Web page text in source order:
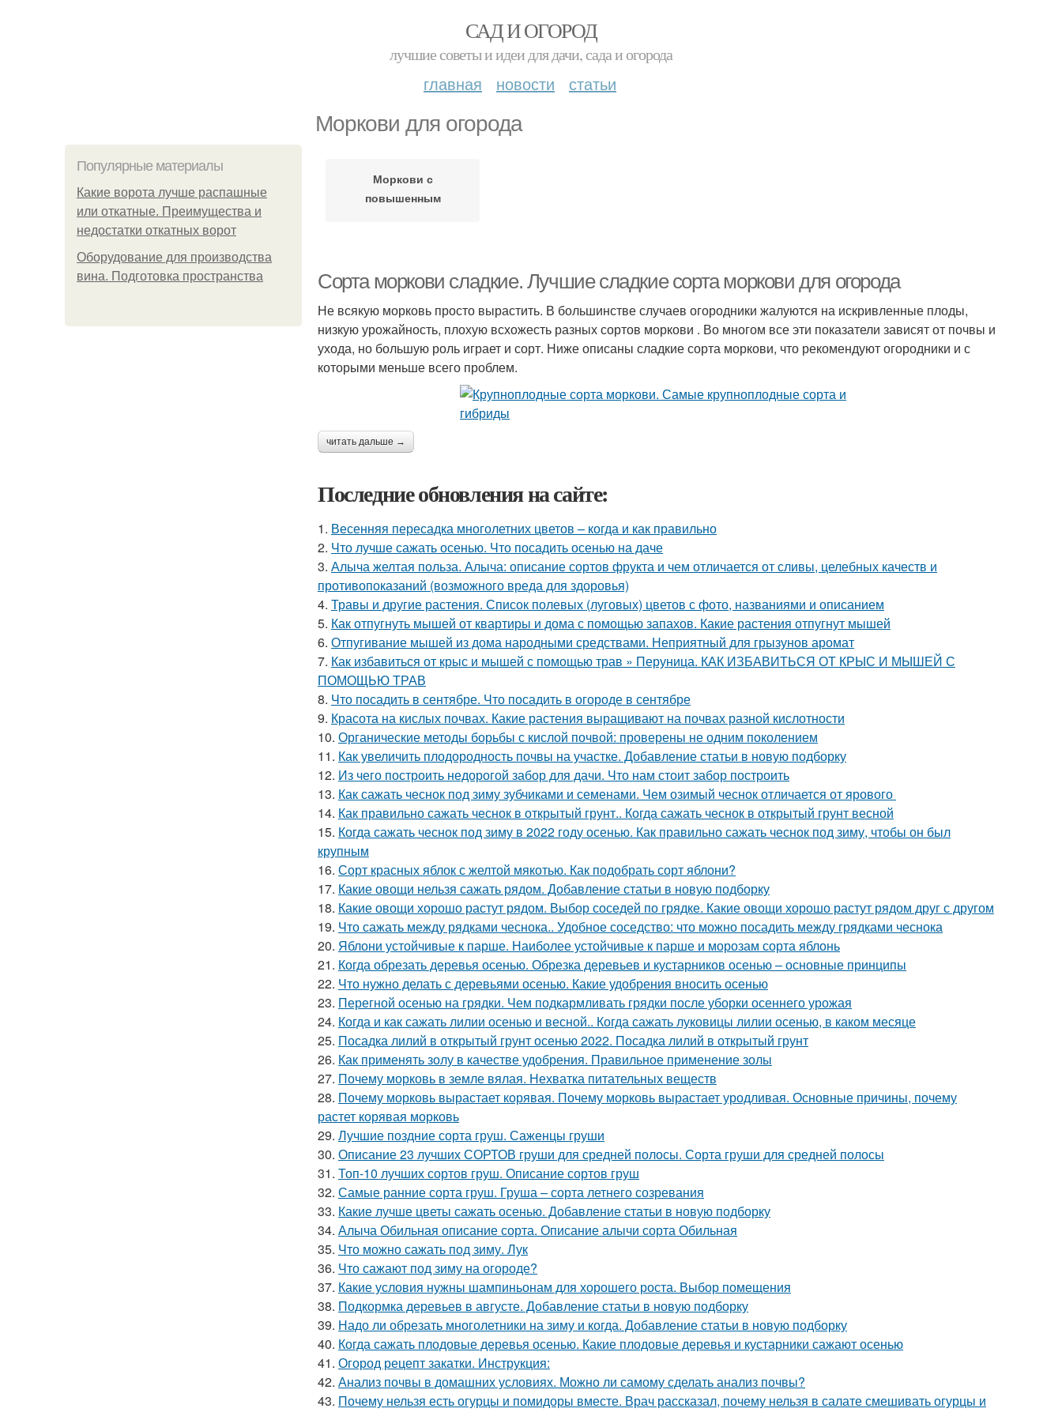
САД И ОГОРОД
лучшие советы и идеи для дачи, сада и огорода
главная новости статьи
Моркови для огорода
Популярные материалы
Какие ворота лучше распашные
или откатные. Преимущества и
недостатки откатных ворот
Оборудование для производства
вина. Подготовка пространства
Моркови с
повышенным
Сорта моркови сладкие. Лучшие сладкие сорта моркови для огорода
Не всякую морковь просто вырастить. В большинстве случаев огородники жалуются на искривленные плоды,
низкую урожайность, плохую всхожесть разных сортов моркови . Во многом все эти показатели зависят от почвы и
ухода, но большую роль играет и сорт. Ниже описаны сладкие сорта моркови, что рекомендуют огородники и с
которыми меньше всего проблем.
читать дальше →
Последние обновления на сайте:
1. Весенняя пересадка многолетних цветов – когда и как правильно
2. Что лучше сажать осенью. Что посадить осенью на даче
3. Алыча желтая польза. Алыча: описание сортов фрукта и чем отличается от сливы, целебных качеств и
противопоказаний (возможного вреда для здоровья)
4. Травы и другие растения. Список полевых (луговых) цветов с фото, названиями и описанием
5. Как отпугнуть мышей от квартиры и дома с помощью запахов. Какие растения отпугнут мышей
6. Отпугивание мышей из дома народными средствами. Неприятный для грызунов аромат
7. Как избавиться от крыс и мышей с помощью трав » Перуница. КАК ИЗБАВИТЬСЯ ОТ КРЫС И МЫШЕЙ С
ПОМОЩЬЮ ТРАВ
8. Что посадить в сентябре. Что посадить в огороде в сентябре
9. Красота на кислых почвах. Какие растения выращивают на почвах разной кислотности
10. Органические методы борьбы с кислой почвой: проверены не одним поколением
11. Как увеличить плодородность почвы на участке. Добавление статьи в новую подборку
12. Из чего построить недорогой забор для дачи. Что нам стоит забор построить
13. Как сажать чеснок под зиму зубчиками и семенами. Чем озимый чеснок отличается от ярового
14. Как правильно сажать чеснок в открытый грунт.. Когда сажать чеснок в открытый грунт весной
15. Когда сажать чеснок под зиму в 2022 году осенью. Как правильно сажать чеснок под зиму, чтобы он был
крупным
16. Сорт красных яблок с желтой мякотью. Как подобрать сорт яблони?
17. Какие овощи нельзя сажать рядом. Добавление статьи в новую подборку
18. Какие овощи хорошо растут рядом. Выбор соседей по грядке. Какие овощи хорошо растут рядом друг с другом
19. Что сажать между рядками чеснока.. Удобное соседство: что можно посадить между грядками чеснока
20. Яблони устойчивые к парше. Наиболее устойчивые к парше и морозам сорта яблонь
21. Когда обрезать деревья осенью. Обрезка деревьев и кустарников осенью – основные принципы
22. Что нужно делать с деревьями осенью. Какие удобрения вносить осенью
23. Перегной осенью на грядки. Чем подкармливать грядки после уборки осеннего урожая
24. Когда и как сажать лилии осенью и весной.. Когда сажать луковицы лилии осенью, в каком месяце
25. Посадка лилий в открытый грунт осенью 2022. Посадка лилий в открытый грунт
26. Как применять золу в качестве удобрения. Правильное применение золы
27. Почему морковь в земле вялая. Нехватка питательных веществ
28. Почему морковь вырастает корявая. Почему морковь вырастает уродливая. Основные причины, почему
растет корявая морковь
29. Лучшие поздние сорта груш. Саженцы груши
30. Описание 23 лучших СОРТОВ груши для средней полосы. Сорта груши для средней полосы
31. Топ-10 лучших сортов груш. Описание сортов груш
32. Самые ранние сорта груш. Груша – сорта летнего созревания
33. Какие лучше цветы сажать осенью. Добавление статьи в новую подборку
34. Алыча Обильная описание сорта. Описание алычи сорта Обильная
35. Что можно сажать под зиму. Лук
36. Что сажают под зиму на огороде?
37. Какие условия нужны шампиньонам для хорошего роста. Выбор помещения
38. Подкормка деревьев в августе. Добавление статьи в новую подборку
39. Надо ли обрезать многолетники на зиму и когда. Добавление статьи в новую подборку
40. Когда сажать плодовые деревья осенью. Какие плодовые деревья и кустарники сажают осенью
41. Огород рецепт закатки. Инструкция:
42. Анализ почвы в домашних условиях. Можно ли самому сделать анализ почвы?
43. Почему нельзя есть огурцы и помидоры вместе. Врач рассказал, почему нельзя в салате смешивать огурцы и